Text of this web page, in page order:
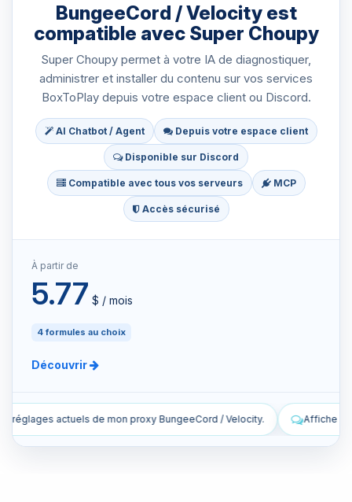
BungeeCord / Velocity est
compatible avec Super Choupy
Super Choupy permet à votre IA de diagnostiquer,
administrer et installer du contenu sur vos services
BoxToPlay depuis votre espace client ou Discord.
AI Chatbot / Agent Depuis votre espace client
Disponible sur Discord
Compatible avec tous vos serveurs MCP
Accès sécurisé
À partir de
5.77 $ / mois
4 formules au choix
Découvrir
/ Velocity. Affiche les dernières lignes des logs en direct